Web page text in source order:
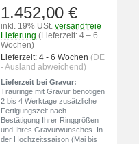
1.452,00 €
inkl. 19% USt. versandfreie
Lieferung (Lieferzeit: 4 – 6
Wochen)
Lieferzeit: 4 - 6 Wochen (DE
- Ausland abweichend)
Lieferzeit bei Gravur:
Trauringe mit Gravur benötigen
2 bis 4 Werktage zusätzliche
Fertigungszeit nach
Bestätigung Ihrer Ringgrößen
und Ihres Gravurwunsches. In
der Hochzeitssaison (Mai bis